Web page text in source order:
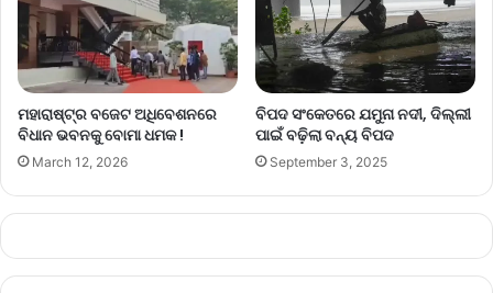
ମହାରାଷ୍ଟ୍ର ବଜେଟ ଅଧିବେଶନରେ
ବିଧାନ ଭବନକୁ ବୋମା ଧମକ !
March 12, 2026
ବିପଦ ସଂକେତରେ ଯମୁନା ନଦୀ, ଦିଲ୍ଲୀ
ପାଇଁ ବଢ଼ିଲା ବନ୍ୟ ବିପଦ
September 3, 2025